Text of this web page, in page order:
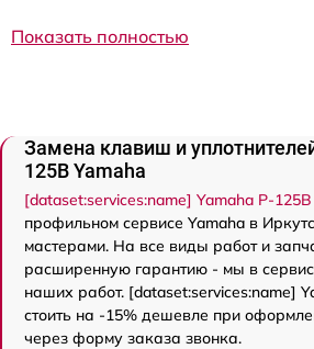
Показать полностью
Замена клавиш и
125B Yamaha
[dataset:services:name] Yamaha P-125B
профильном сервисе Yamaha в
мастерами. На все виды работ и
расширенную гарантию - мы в
наших работ. [dataset:services:name]
стоить на -15% дешевле при
через форму заказа звонка.